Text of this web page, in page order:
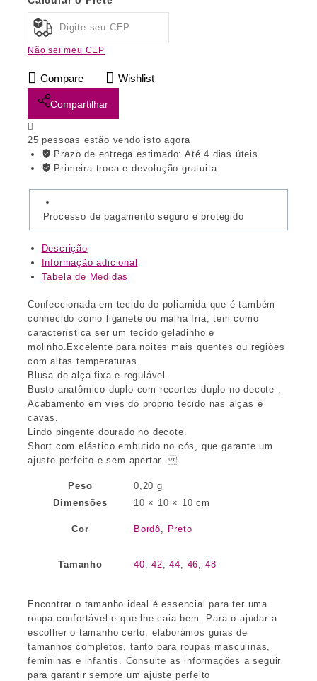
Não sei meu CEP
Compare Wishlist
Compartilhar
25 pessoas estão vendo isto agora
Prazo de entrega estimado: Até 4 dias úteis
Primeira troca e devolução gratuita
Processo de pagamento seguro e protegido
Descrição
Informação adicional
Tabela de Medidas
Confeccionada em tecido de poliamida que é também
conhecido como liganete ou malha fria, tem como
característica ser um tecido geladinho e
molinho.Excelente para noites mais quentes ou regiões
com altas temperaturas.
Blusa de alça fixa e regulável.
Busto anatômico duplo com recortes duplo no decote .
Acabamento em vies do próprio tecido nas alças e
cavas.
Lindo pingente dourado no decote.
Short com elástico embutido no cós, que garante um
ajuste perfeito e sem apertar.
Peso
0,20 g
Dimensões
10 × 10 × 10 cm
Cor Bordô, Preto
Tamanho 40,42,44, 46, 48
Encontrar o tamanho ideal é essencial para ter uma
roupa confortável e que lhe caia bem. Para o ajudar a
escolher o tamanho certo, elaborámos guias de
tamanhos completos, tanto para roupas masculinas,
femininas e infantis. Consulte as informações a seguir
para garantir sempre um ajuste perfeito